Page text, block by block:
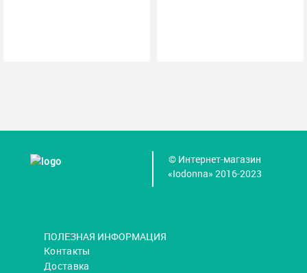
© Интернет-магазин
«Iodonna» 2016-2023
ПОЛЕЗНАЯ ИНФОРМАЦИЯ
Контакты
Доставка